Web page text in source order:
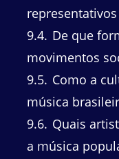
9.4 De que
movimentos
9.5 Como a
música
9.6 Quais
a música